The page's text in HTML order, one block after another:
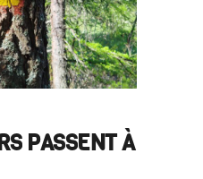
PASSENT À